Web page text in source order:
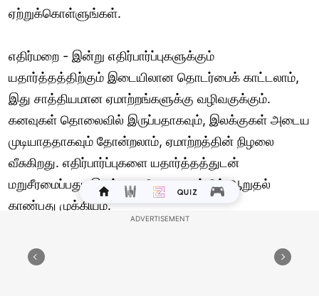
ஏற்றுக்கொள்ளுங்கள்.
எதிர்மறை - இன்று எதிர்பார்ப்புகளுக்கும்
யதார்த்தத்திற்கும் இடையிலான தொடர்பைக் காட்டலாம்,
இது சாத்தியமான ஏமாற்றங்களுக்கு வழிவகுக்கும்.
கனவுகள் தொலைவில் இருப்பதாகவும், இலக்குகள் அடைய
முடியாததாகவும் தோன்றலாம், ஏமாற்றத்தின் நிழலை
வீசுகிறது. எதிர்பார்ப்புகளை யதார்த்தத்துடன்
மறுசீரமைப்பது, இலக்கை விட பயணத்தில் ஆறுதல்
காண்பது முக்கியம்.